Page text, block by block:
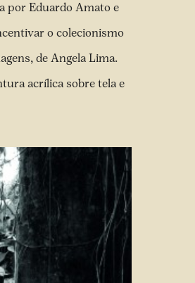
por Eduardo Amato e
o colecionismo
de Angela Lima.
acrílica sobre tela e